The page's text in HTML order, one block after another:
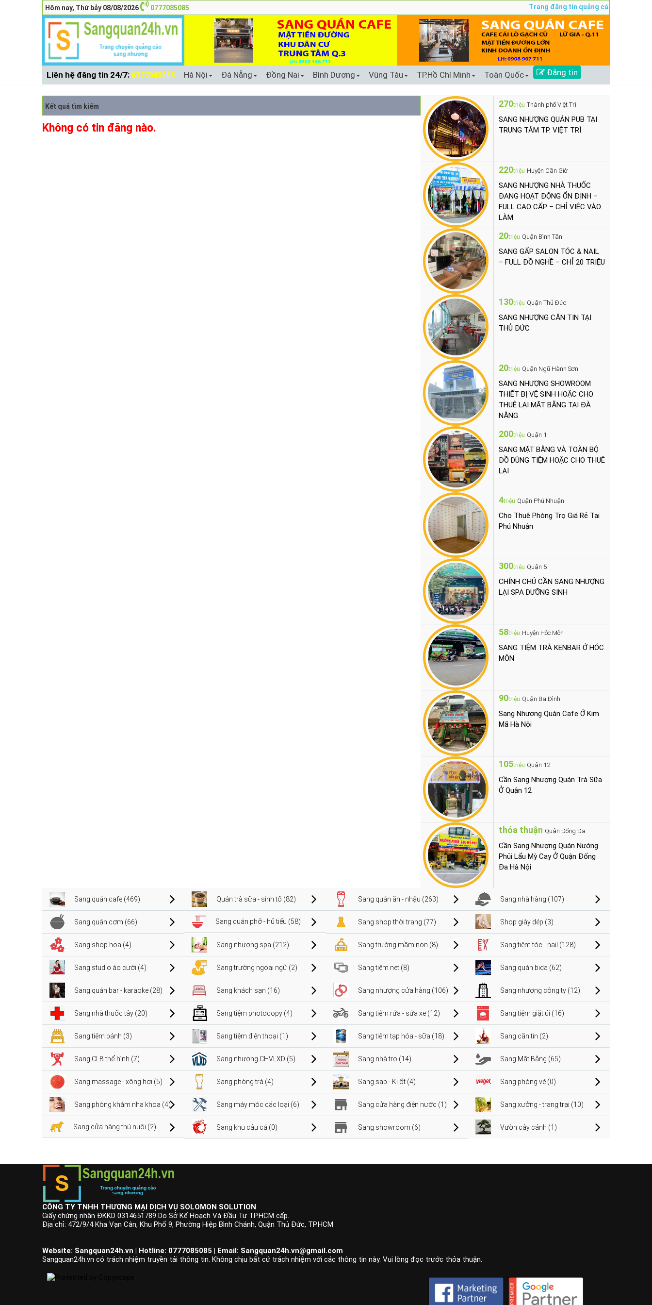
Hôm nay, Thứ bảy 08/08/2026 0777085085 Trang đăng tin quảng cáo sang nhượng
Liên hệ đăng tin 24/7: 0777085085 Hà Nội Đà Nẵng Đồng Nai Bình Dương Vũng Tàu TP.Hồ Chí Minh Toàn Quốc Đăng tin
Kết quả tìm kiếm
Không có tin đăng nào.
270triệu Thành phố Việt Trì
SANG NHƯỢNG QUÁN PUB TẠI
TRUNG TÂM TP. VIỆT TRÌ
220triệu Huyện Cần Giờ
SANG NHƯỢNG NHÀ THUỐC
ĐANG HOẠT ĐỘNG ỔN ĐỊNH –
FULL CAO CẤP – CHỈ VIỆC VÀO
LÀM
20triệu Quận Bình Tân
SANG GẤP SALON TÓC & NAIL
– FULL ĐỒ NGHỀ – CHỈ 20 TRIỆU
130triệu Quận Thủ Đức
SANG NHƯỢNG CĂN TIN TẠI
THỦ ĐỨC
20triệu Quận Ngũ Hành Sơn
SANG NHƯỢNG SHOWROOM
THIẾT BỊ VỆ SINH HOẶC CHO
THUÊ LẠI MẶT BẰNG TẠI ĐÀ
NẴNG
200triệu Quận 1
SANG MẶT BẰNG VÀ TOÀN BỘ
ĐỒ DÙNG TIỆM HOẶC CHO THUÊ
LẠI
4triệu Quận Phú Nhuận
Cho Thuê Phòng Trọ Giá Rẻ Tại
Phú Nhuận
300triệu Quận 5
CHÍNH CHỦ CẦN SANG NHƯỢNG
LẠI SPA DƯỠNG SINH
58triệu Huyện Hóc Môn
SANG TIỆM TRÀ KENBAR Ở HÓC
MÔN
90triệu Quận Ba Đình
Sang Nhượng Quán Cafe Ở Kim
Mã Hà Nội
105triệu Quận 12
Cần Sang Nhượng Quán Trà Sữa
Ở Quận 12
thỏa thuận Quận Đống Đa
Cần Sang Nhượng Quán Nướng
Phủi Lẩu Mỳ Cay Ở Quận Đống
Đa Hà Nội
Sang quán cafe (469) Quán trà sữa - sinh tố (82) Sang quán ăn - nhậu (263) Sang nhà hàng (107)
Sang quán cơm (66) Sang quán phở - hủ tiếu (58) Sang shop thời trang (77) Shop giày dép (3)
Sang shop hoa (4) Sang nhượng spa (212) Sang trường mầm non (8) Sang tiệm tóc - nail (128)
Sang studio áo cưới (4) Sang trường ngoại ngữ (2) Sang tiệm net (8) Sang quán bida (62)
Sang quán bar - karaoke (28) Sang khách sạn (16) Sang nhượng cửa hàng (106) Sang nhượng công ty (12)
Sang nhà thuốc tây (20) Sang tiệm photocopy (4) Sang tiệm rửa - sửa xe (12) Sang tiệm giặt ủi (16)
Sang tiệm bánh (3) Sang tiệm điện thoại (1) Sang tiệm tạp hóa - sữa (18) Sang căn tin (2)
Sang CLB thể hình (7) Sang nhượng CHVLXD (5) Sang nhà trọ (14) Sang Mặt Bằng (65)
Sang massage - xông hơi (5) Sang phòng trà (4) Sang sạp - Ki ốt (4) Sang phòng vé (0)
Sang phòng khám nha khoa (4) Sang máy móc các loại (6) Sang cửa hàng điện nước (1) Sang xưởng - trang trại (10)
Sang cửa hàng thú nuôi (2) Sang khu câu cá (0) Sang showroom (6) Vườn cây cảnh (1)
CÔNG TY TNHH THƯƠNG MẠI DỊCH VỤ SOLOMON SOLUTION
Giấy chứng nhận ĐKKD 0314651789 Do Sở Kế Hoạch Và Đầu Tư TP.HCM cấp.
Địa chỉ: 472/9/4 Kha Vạn Cân, Khu Phố 9, Phường Hiệp Bình Chánh, Quận Thủ Đức, TP.HCM
Website: Sangquan24h.vn | Hotline: 0777085085 | Email: Sangquan24h.vn@gmail.com
Sangquan24h.vn có trách nhiệm truyền tải thông tin. Không chịu bất cứ trách nhiệm với các thông tin này. Vui lòng đọc trước thỏa thuận.